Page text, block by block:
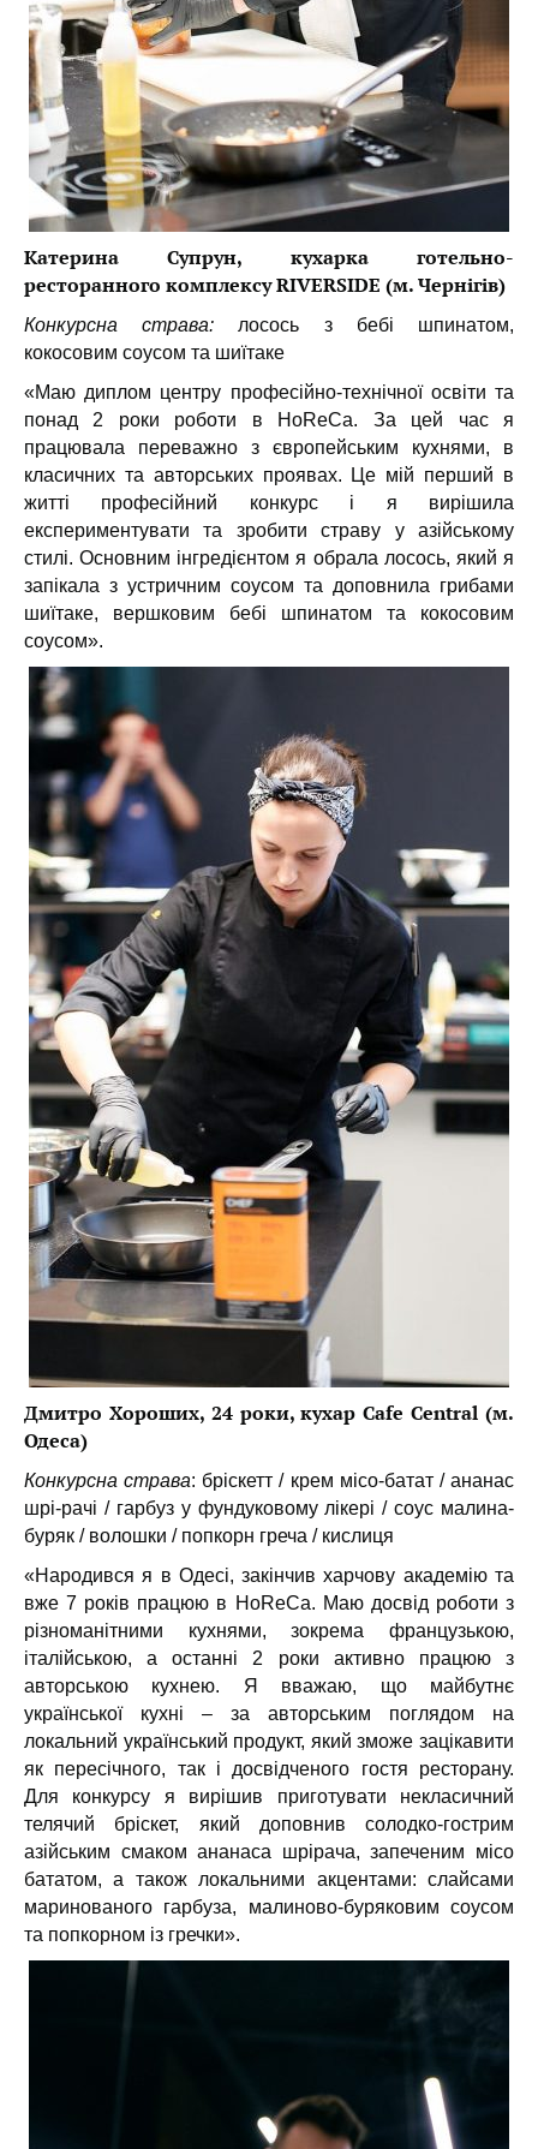
Катерина Супрун, кухарка готельно-
ресторанного комплексу RIVERSIDE (м. Чернігів)
Конкурсна страва: лосось з бебі шпинатом,
кокосовим соусом та шиїтаке
«Маю диплом центру професійно-технічної освіти та
понад 2 роки роботи в HoReCa. За цей час я
працювала переважно з європейським кухнями, в
класичних та авторських проявах. Це мій перший в
житті професійний конкурс і я вирішила
експериментувати та зробити страву у азійському
стилі. Основним інгредієнтом я обрала лосось, який я
запікала з устричним соусом та доповнила грибами
шиїтаке, вершковим бебі шпинатом та кокосовим
соусом».
Дмитро Хороших, 24 роки, кухар Cafe Central (м.
Одеса)
Конкурсна страва: бріскетт / крем місо-батат / ананас
шрі-рачі / гарбуз у фундуковому лікері / соус малина-
буряк / волошки / попкорн греча / кислиця
«Народився я в Одесі, закінчив харчову академію та
вже 7 років працюю в HoReCa. Маю досвід роботи з
різноманітними кухнями, зокрема французькою,
італійською, а останні 2 роки активно працюю з
авторською кухнею. Я вважаю, що майбутнє
української кухні – за авторським поглядом на
локальний український продукт, який зможе зацікавити
як пересічного, так і досвідченого гостя ресторану.
Для конкурсу я вирішив приготувати некласичний
телячий бріскет, який доповнив солодко-гострим
азійським смаком ананаса шрірача, запеченим місо
бататом, а також локальними акцентами: слайсами
маринованого гарбуза, малиново-буряковим соусом
та попкорном із гречки».